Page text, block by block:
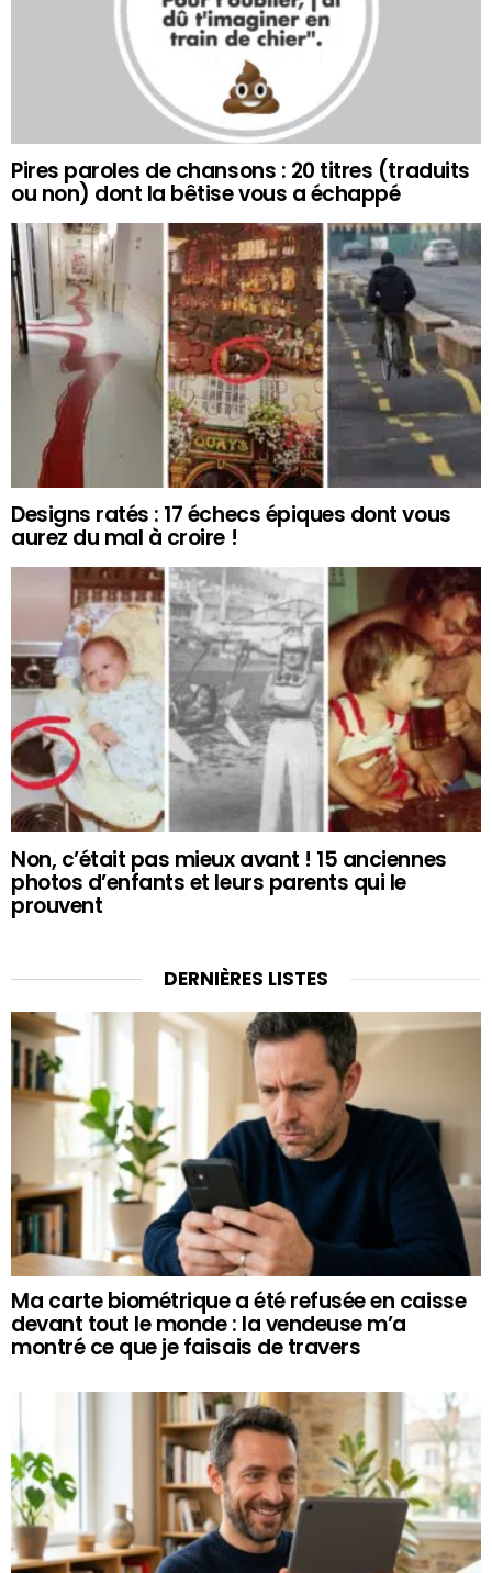
Pires paroles de chansons : 20 titres (traduits
ou non) dont la bêtise vous a échappé
Designs ratés : 17 échecs épiques dont vous
aurez du mal à croire !
Non, c’était pas mieux avant ! 15 anciennes
photos d’enfants et leurs parents qui le
prouvent
DERNIÈRES LISTES
Ma carte biométrique a été refusée en caisse
devant tout le monde : la vendeuse m’a
montré ce que je faisais de travers